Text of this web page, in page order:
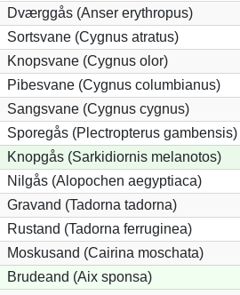
Dværggås (Anser erythropus)
Sortsvane (Cygnus atratus)
Knopsvane (Cygnus olor)
Pibesvane (Cygnus columbianus)
Sangsvane (Cygnus cygnus)
Sporegås (Plectropterus gambensis)
Knopgås (Sarkidiornis melanotos)
Nilgås (Alopochen aegyptiaca)
Gravand (Tadorna tadorna)
Rustand (Tadorna ferruginea)
Moskusand (Cairina moschata)
Brudeand (Aix sponsa)